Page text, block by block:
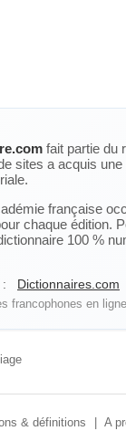
fait partie du
sites a acquis
française
chaque édition.
100 %
Dictionnaires.com
francophones en
& définitions A